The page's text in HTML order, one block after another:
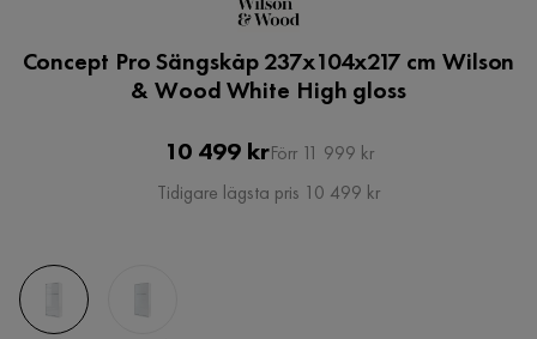
Concept Pro Sängskåp 237x104x217 cm Wilson
& Wood White High gloss
Pris
10 499 krOriginal
Pris
Förr 11 999 kr
Tidigare lägsta pris 10 499 kr